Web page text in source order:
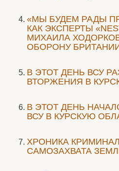
«МЫ БУДЕМ РАДЫ
КАК ЭКСПЕРТЫ
МИХАИЛА
ОБОРОНУ
В ЭТОТ ДЕНЬ ВСУ
ВТОРЖЕНИЯ В
В ЭТОТ ДЕНЬ
ВСУ В КУРСКУЮ
ХРОНИКА
САМОЗАХВАТА